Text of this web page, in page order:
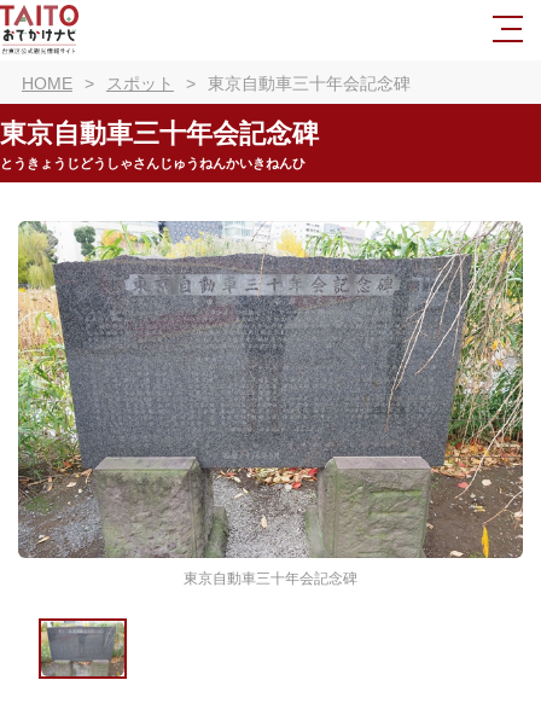
HOME スポット 東京自動車三十年会記念碑
東京自動車三十年会記念碑
とうきょうじどうしゃさんじゅうねんかいきねんひ
東京自動車三十年会記念碑